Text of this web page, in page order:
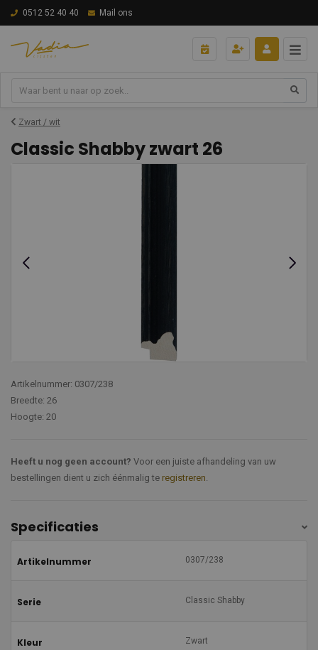
0512 52 40 40 Mail ons
Zwart / wit
Classic Shabby zwart 26
Artikelnummer: 0307/238
Breedte: 26
Hoogte: 20
Heeft u nog geen account? Voor een juiste afhandeling van uw
bestellingen dient u zich éénmalig te registreren.
Specificaties
Artikelnummer 0307/238
Serie Classic Shabby
Kleur Zwart